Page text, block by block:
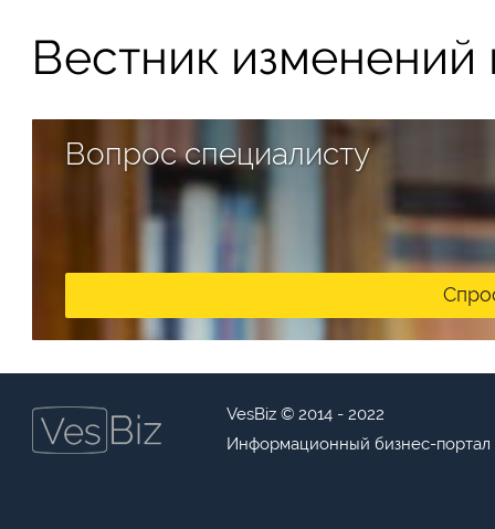
Вестник изменений
Вопрос специалисту
VesBiz © 2014 - 2022
Информационный бизнес-портал